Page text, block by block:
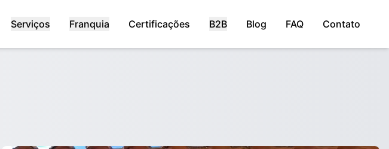
Serviços Franquia Certificações B2B Blog FAQ Contato